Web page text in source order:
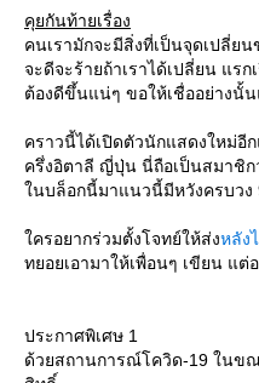
คุยกันท้ายเรื่อง
คนเรามักจะมีสิ่งที่เป็นจุดเปลี่ย
จะดีจะร้ายถ้าเราได้เปลี่ยน แร
ต้องดีขึ้นแน่ๆ ขอให้เชื่ออย่างนั้
คราวนี้ได้เปิดตัวนักแสดงใหม่
ครึ่งอิตาลี ญี่ปุ่น นี่ถือเป็นสมาชิก
นบล็อกนี้มาแนวนี้มีหวังครบวง
ครอยากร่วมตั้งโจทย์ให้ส่งหลัง
ทยอยเอามาให้เพื่อนๆ เขียน แต่
ประกาศพิเศษ 1
ด้วยสถานการณ์โควิด-19 ในข